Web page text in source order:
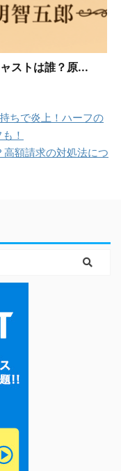
ストは誰？原...
ちで炎上！ハーフの
！
額請求の対処法につ